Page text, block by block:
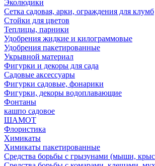
Эколюдики
Сетка садовая, арки, ограждения для клумб
Стойки для цветов
Теплицы, парники
Удобрения жидкие и килограммовые
Удобрения пакетированные
Укрывной материал
Фигурки и декоры для сада
Садовые аксессуары
Фигурки садовые, фонарики
Фигурки, декоры водоплавающие
Фонтаны
кашпо садовое
ШАМОТ
Флористика
Химикаты
Химикаты пакетированные
Средства борьбы с грызунами (мыши,